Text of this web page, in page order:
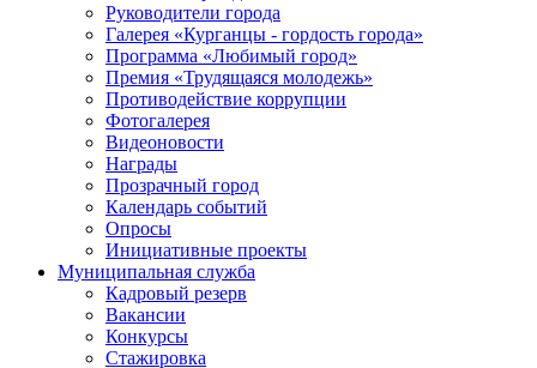
Руководители города
Галерея «Курганцы - гордость города»
Программа «Любимый город»
Премия «Трудящаяся молодежь»
Противодействие коррупции
Фотогалерея
Видеоновости
Награды
Прозрачный город
Календарь событий
Опросы
Инициативные проекты
Муниципальная служба
Кадровый резерв
Вакансии
Конкурсы
Стажировка